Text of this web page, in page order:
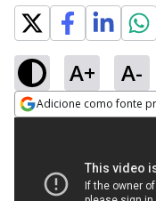
A+ A-
Adicione como fonte